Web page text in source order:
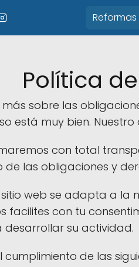
Reformas
Política
sobre las
está muy bien.
con total
las obligaciones y
web se adapta a
con tu
su actividad.
de las